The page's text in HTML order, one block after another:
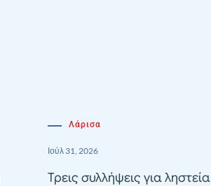
Λάρισα
Ιούλ 31, 2026
Τρεις συλλήψεις για ληστεία